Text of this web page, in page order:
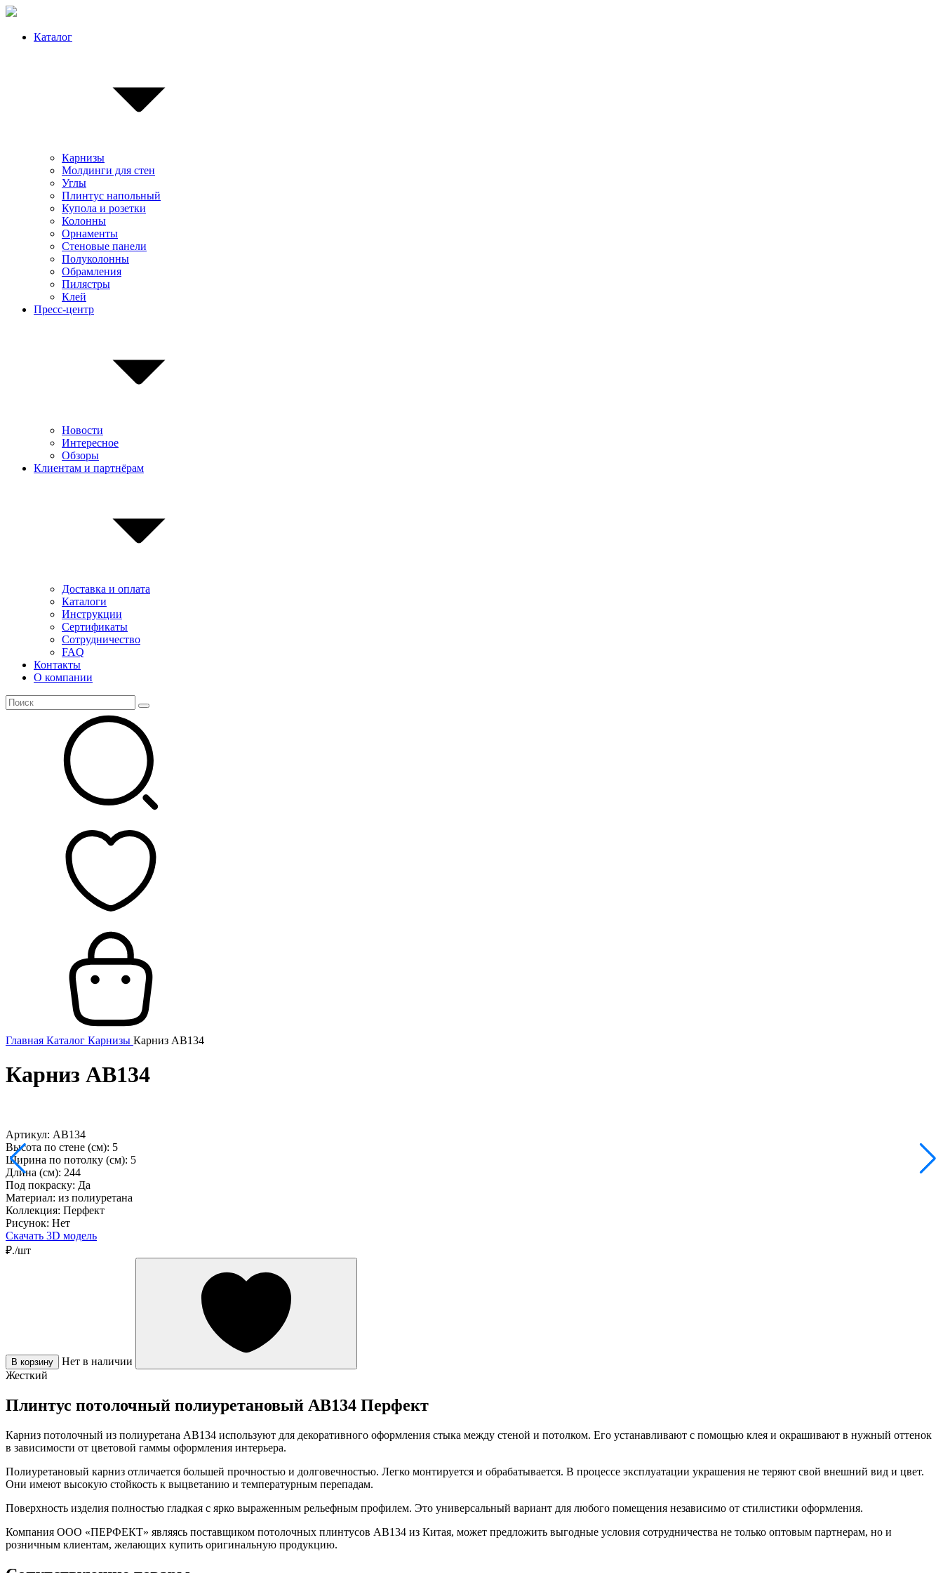
Каталог
Карнизы
Молдинги для стен
Углы
Плинтус напольный
Купола и розетки
Колонны
Орнаменты
Стеновые панели
Полуколонны
Обрамления
Пилястры
Клей
Пресс-центр
Новости
Интересное
Обзоры
Клиентам и партнёрам
Доставка и оплата
Каталоги
Инструкции
Сертификаты
Сотрудничество
FAQ
Контакты
О компании
Главная Каталог Карнизы Карниз AB134
Карниз AB134
Артикул: AB134
Высота по стене (см): 5
Ширина по потолку (см): 5
Длина (см): 244
Под покраску: Да
Материал: из полиуретана
Коллекция: Перфект
Рисунок: Нет
Скачать 3D модель
₽./шт
В корзину
Нет в наличии
Жесткий
Плинтус потолочный полиуретановый AB134 Перфект
Карниз потолочный из полиуретана AB134 используют для декоративного оформления стыка между стеной и потолком. Его устанавливают с помощью клея и окрашивают в нужный оттенок
в зависимости от цветовой гаммы оформления интерьера.
Полиуретановый карниз отличается большей прочностью и долговечностью. Легко монтируется и обрабатывается. В процессе эксплуатации украшения не теряют свой внешний вид и цвет.
Они имеют высокую стойкость к выцветанию и температурным перепадам.
Поверхность изделия полностью гладкая с ярко выраженным рельефным профилем. Это универсальный вариант для любого помещения независимо от стилистики оформления.
Компания ООО «ПЕРФЕКТ» являясь поставщиком потолочных плинтусов AB134 из Китая, может предложить выгодные условия сотрудничества не только оптовым партнерам, но и
розничным клиентам, желающих купить оригинальную продукцию.